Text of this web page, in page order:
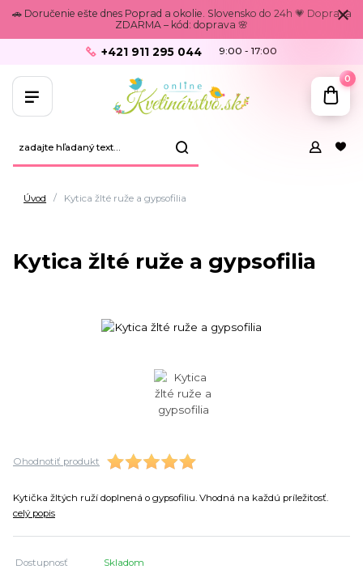
🚗 Doručenie ešte dnes Poprad a okolie. Slovensko do 24h 💗 Doprava
ZDARMA – kód: doprava 🌸
+421 911 295 044 9:00 - 17:00
0
Úvod Kytica žlté ruže a gypsofilia
Kytica žlté ruže a gypsofilia
Ohodnotiť produkt
Kytička žltých ruží doplnená o gypsofiliu. Vhodná na každú príležitosť.
celý popis
Dostupnosť Skladom